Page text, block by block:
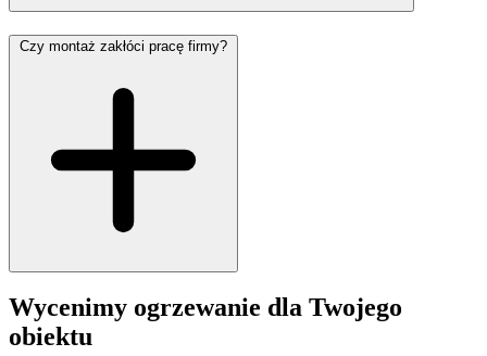
Czy montaż zakłóci pracę firmy?
Wycenimy ogrzewanie dla Twojego
obiektu